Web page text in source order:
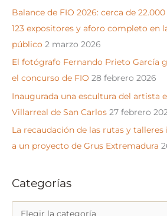
p
o
r
:
Balance de FIO 2026: cerca de
123 expositores y aforo completo en
público 2 marzo 2026
El fotógrafo Fernando Prieto García
el concurso de FIO 28 febrero 2026
Inaugurada una escultura del artista
Villarreal de San Carlos 27 febrero
La recaudación de las rutas y
a un proyecto de Grus Extremadura
Categorías